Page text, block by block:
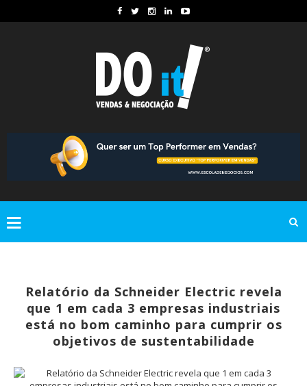
Relatório da Schneider Electric revela
que 1 em cada 3 empresas industriais
está no bom caminho para cumprir os
objetivos de sustentabilidade